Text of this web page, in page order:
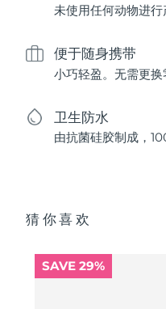
未使用任何动物进行
便于随身携带
小巧轻盈。无需更换
卫生防水
由抗菌硅胶制成，
猜你喜欢
SAVE 29%